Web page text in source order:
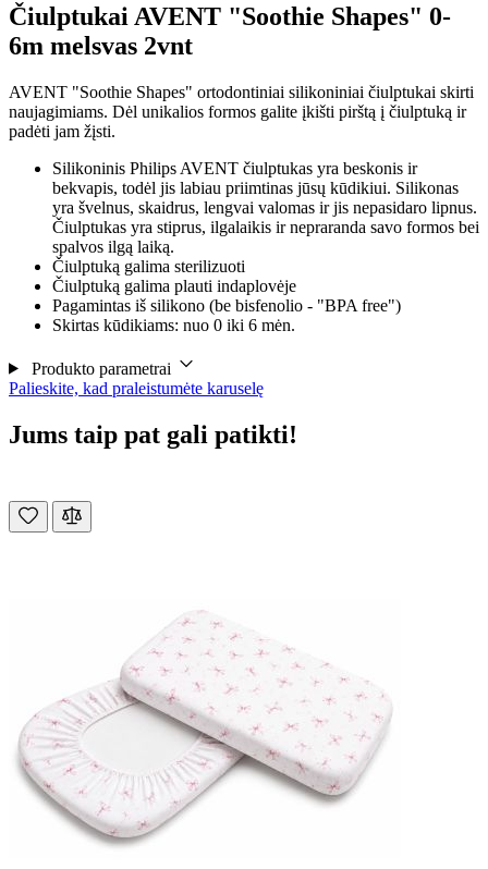
Čiulptukai AVENT "Soothie Shapes" 0-
6m melsvas 2vnt
AVENT "Soothie Shapes" ortodontiniai silikoniniai čiulptukai skirti
naujagimiams. Dėl unikalios formos galite įkišti pirštą į čiulptuką ir
padėti jam žįsti.
Silikoninis Philips AVENT čiulptukas yra beskonis ir
bekvapis, todėl jis labiau priimtinas jūsų kūdikiui. Silikonas
yra švelnus, skaidrus, lengvai valomas ir jis nepasidaro lipnus.
Čiulptukas yra stiprus, ilgalaikis ir nepraranda savo formos bei
spalvos ilgą laiką.
Čiulptuką galima sterilizuoti
Čiulptuką galima plauti indaplovėje
Pagamintas iš silikono (be bisfenolio - "BPA free")
Skirtas kūdikiams: nuo 0 iki 6 mėn.
Produkto parametrai
Palieskite, kad praleistumėte karuselę
Jums taip pat gali patikti!